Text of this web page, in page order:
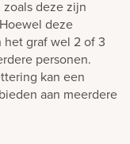
deze zijn
deze
graf wel 2 of 3
personen.
kan een
aan meerdere